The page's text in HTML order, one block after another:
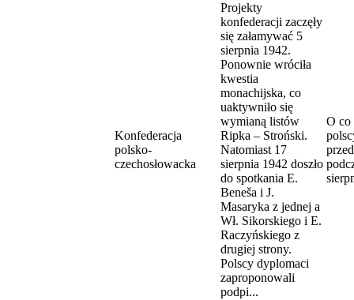
Konfederacja
polsko-
czechosłowacka
Projekty
konfederacji zaczęły
się załamywać 5
sierpnia 1942.
Ponownie wróciła
kwestia
monachijska, co
uaktywniło się
wymianą listów
Ripka – Stroński.
Natomiast 17
sierpnia 1942 doszło
do spotkania E.
Beneša i J.
Masaryka z jednej a
Wł. Sikorskiego i E.
Raczyńskiego z
drugiej strony.
Polscy dyplomaci
zaproponowali
podpi...
O co